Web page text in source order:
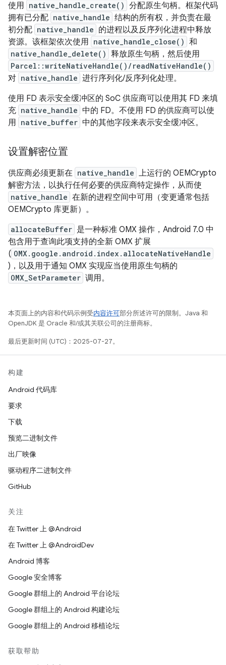
使用 native_handle_create() 分配原生句柄。框架代码
拥有已分配 native_handle 结构的所有权，并负责在最
初分配 native_handle 的进程以及反序列化进程中释放
资源。该框架依次使用 native_handle_close() 和
native_handle_delete() 释放原生句柄，然后使用
Parcel::writeNativeHandle()/readNativeHandle()
对 native_handle 进行序列化/反序列化处理。
使用 FD 表示安全缓冲区的 SoC 供应商可以使用其 FD 来填
充 native_handle 中的 FD。不使用 FD 的供应商可以使
用 native_buffer 中的其他字段来表示安全缓冲区。
设置解密位置
供应商必须更新在 native_handle 上运行的 OEMCrypto
解密方法，以执行任何必要的供应商特定操作，从而使
native_handle 在新的进程空间中可用（变更通常包括
OEMCrypto 库更新）。
allocateBuffer 是一种标准 OMX 操作，Android 7.0 中
包含用于查询此项支持的全新 OMX 扩展
( OMX.google.android.index.allocateNativeHandle
)，以及用于通知 OMX 实现应当使用原生句柄的
OMX_SetParameter 调用。
本页面上的内容和代码示例受内容许可部分所述许可的限制。Java 和
OpenJDK 是 Oracle 和/或其关联公司的注册商标。
最后更新时间 (UTC)：2025-07-27。
构建
Android 代码库
要求
下载
预览二进制文件
出厂映像
驱动程序二进制文件
GitHub
关注
在 Twitter 上 @Android
在 Twitter 上 @AndroidDev
Android 博客
Google 安全博客
Google 群组上的 Android 平台论坛
Google 群组上的 Android 构建论坛
Google 群组上的 Android 移植论坛
获取帮助